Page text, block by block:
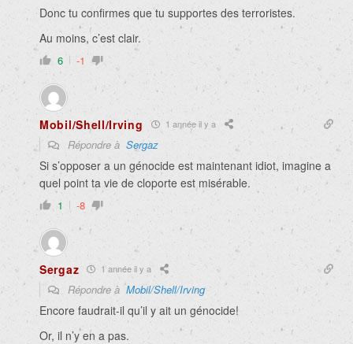
Donc tu confirmes que tu supportes des terroristes.
Au moins, c’est clair.
6 -1
Mobil/Shell/Irving 1 année il y a
Répondre à Sergaz
Si s’opposer a un génocide est maintenant idiot, imagine a
quel point ta vie de cloporte est misérable.
1 -8
Sergaz 1 année il y a
Répondre àMobil/Shell/Irving
Encore faudrait-il qu’il y ait un génocide!
Or, il n’y en a pas.